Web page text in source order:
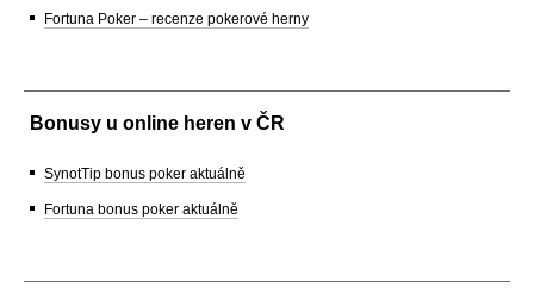
Fortuna Poker – recenze pokerové herny
Bonusy u online heren v ČR
SynotTip bonus poker aktuálně
Fortuna bonus poker aktuálně